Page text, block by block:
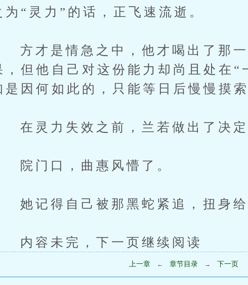
为“灵力”的话，正飞速流逝。
是情急之中，他才喝出了那一
，但他自己对这份能力却尚且处在“
是因何如此的，只能等日后慢慢摸索
力失效之前，兰若做出了决定
口，曲惠风懵了。
得自己被那黑蛇紧追，扭身给
未完，下一页继续阅读
上一章 ← 章节目录 → 下一页